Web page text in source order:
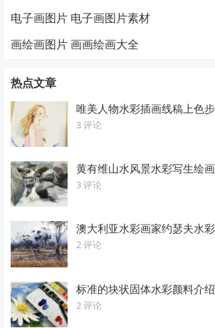
电子画图片 电子画图片素材
画绘画图片 画画绘画大全
热点文章
唯美人物水彩插画线稿上色
3 评论
黄有维山水风景水彩写生绘
3 评论
澳大利亚水彩画家约瑟夫水
2 评论
标准的块状固体水彩颜料介绍
2 评论